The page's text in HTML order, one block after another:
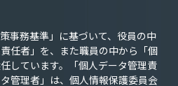
事務基準」に基づいて、役員の中
任者」を、また職員の中から「個
しています。「個人データ管理責
管理者」は、個人情報保護委員会